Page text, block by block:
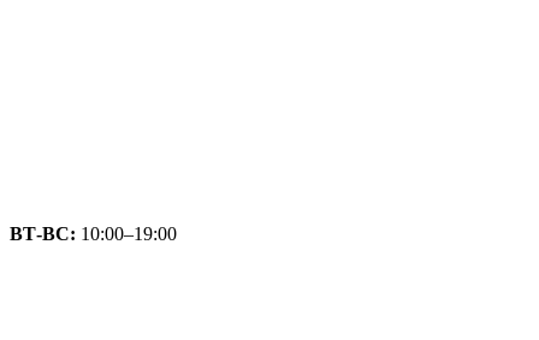
ВТ-ВС: 10:00–19:00